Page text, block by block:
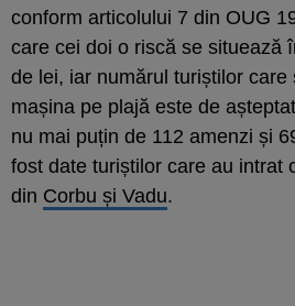
conform articolului 7 din OUG
care cei doi o riscă se situează
de lei, iar numărul turiștilor care
mașina pe plajă este de
nu mai puțin de 112 amenzi și
fost date turiștilor care au intrat
din Corbu și Vadu.